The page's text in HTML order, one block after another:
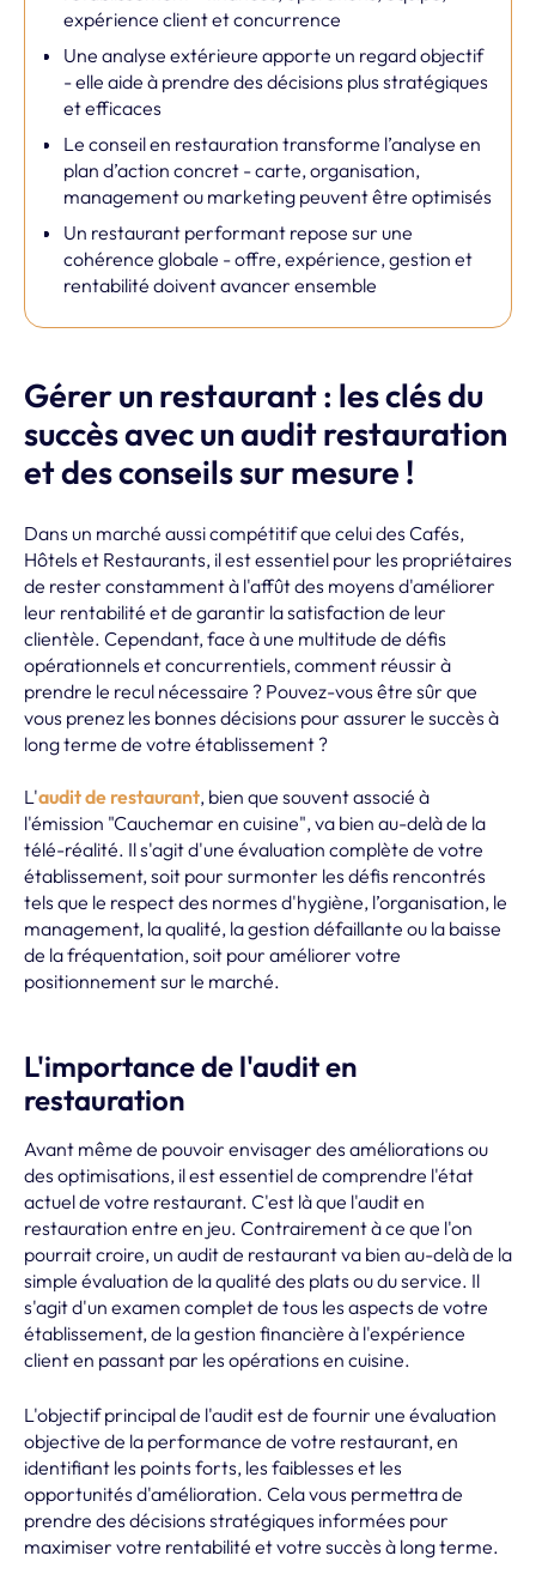
expérience client et concurrence
Une analyse extérieure apporte un regard objectif
- elle aide à prendre des décisions plus stratégiques
et efficaces
Le conseil en restauration transforme l’analyse en
plan d’action concret - carte, organisation,
management ou marketing peuvent être optimisés
Un restaurant performant repose sur une
cohérence globale - offre, expérience, gestion et
rentabilité doivent avancer ensemble
Gérer un restaurant : les clés du
succès avec un audit restauration
et des conseils sur mesure !
Dans un marché aussi compétitif que celui des Cafés,
Hôtels et Restaurants, il est essentiel pour les propriétaires
de rester constamment à l'affût des moyens d'améliorer
leur rentabilité et de garantir la satisfaction de leur
clientèle. Cependant, face à une multitude de défis
opérationnels et concurrentiels, comment réussir à
prendre le recul nécessaire ? Pouvez-vous être sûr que
vous prenez les bonnes décisions pour assurer le succès à
long terme de votre établissement ?
L'audit de restaurant, bien que souvent associé à
l'émission "Cauchemar en cuisine", va bien au-delà de la
télé-réalité. Il s'agit d'une évaluation complète de votre
établissement, soit pour surmonter les défis rencontrés
tels que le respect des normes d'hygiène, l’organisation, le
management, la qualité, la gestion défaillante ou la baisse
de la fréquentation, soit pour améliorer votre
positionnement sur le marché.
L'importance de l'audit en
restauration
Avant même de pouvoir envisager des améliorations ou
des optimisations, il est essentiel de comprendre l'état
actuel de votre restaurant. C'est là que l'audit en
restauration entre en jeu. Contrairement à ce que l'on
pourrait croire, un audit de restaurant va bien au-delà de la
simple évaluation de la qualité des plats ou du service. Il
s'agit d'un examen complet de tous les aspects de votre
établissement, de la gestion financière à l'expérience
client en passant par les opérations en cuisine.
L'objectif principal de l'audit est de fournir une évaluation
objective de la performance de votre restaurant, en
identifiant les points forts, les faiblesses et les
opportunités d'amélioration. Cela vous permettra de
prendre des décisions stratégiques informées pour
maximiser votre rentabilité et votre succès à long terme.